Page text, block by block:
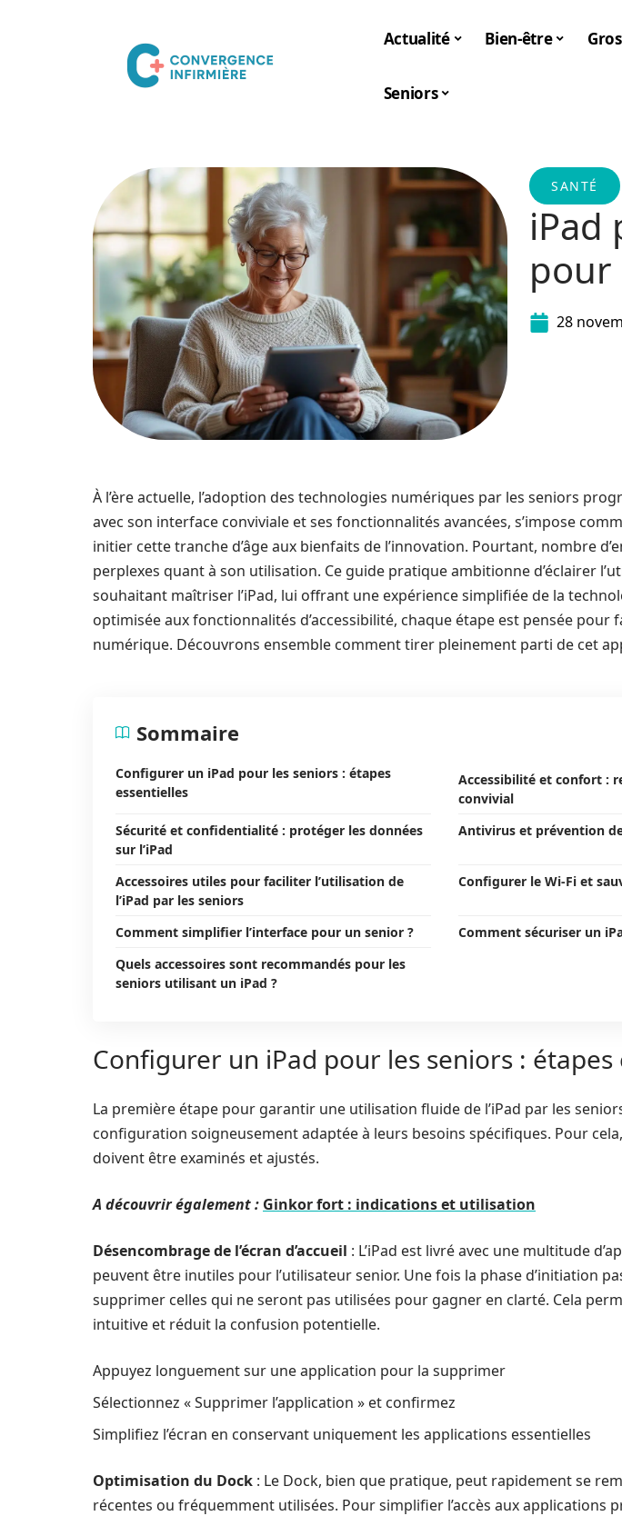
Actualité Bien-être
Seniors
SANTÉ
iPad
pour
28
À l’ère actuelle, l’adoption des technologies numériques par les seniors
avec son interface conviviale et ses fonctionnalités avancées, s’impose
initier cette tranche d’âge aux bienfaits de l’innovation. Pourtant, nombre
perplexes quant à son utilisation. Ce guide pratique ambitionne d’éclairer
souhaitant maîtriser l’iPad, lui offrant une expérience simplifiée de la
optimisée aux fonctionnalités d’accessibilité, chaque étape est pensée pour
numérique. Découvrons ensemble comment tirer pleinement parti de cet
Sommaire
Configurer un iPad pour les seniors : étapes
essentielles
Accessibilité et confort :
convivial
Sécurité et confidentialité : protéger les données
sur l’iPad
Antivirus et prévention
Accessoires utiles pour faciliter l’utilisation de
l’iPad par les seniors
Configurer le Wi-Fi et
Comment simplifier l’interface pour un senior ?
Comment sécuriser un
Quels accessoires sont recommandés pour les
seniors utilisant un iPad ?
Configurer un iPad pour les seniors : étapes
La première étape pour garantir une utilisation fluide de l’iPad par les
configuration soigneusement adaptée à leurs besoins spécifiques. Pour
doivent être examinés et ajustés.
A découvrir également : Ginkor fort : indications et utilisation
Désencombrage de l’écran d’accueil : L’iPad est livré avec une multitude
peuvent être inutiles pour l’utilisateur senior. Une fois la phase d’initiation
supprimer celles qui ne seront pas utilisées pour gagner en clarté. Cela
intuitive et réduit la confusion potentielle.
Appuyez longuement sur une application pour la supprimer
Sélectionnez « Supprimer l’application » et confirmez
Simplifiez l’écran en conservant uniquement les applications essentielles
Optimisation du Dock : Le Dock, bien que pratique, peut rapidement se
récentes ou fréquemment utilisées. Pour simplifier l’accès aux applications